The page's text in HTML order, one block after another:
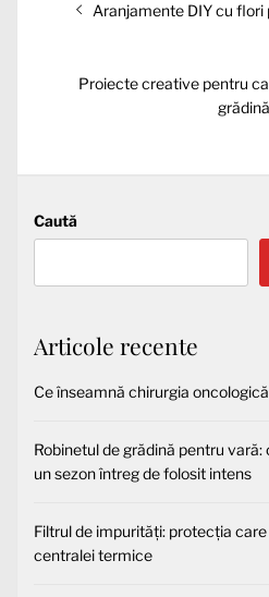
Articolul
Aranjamente DIY cu flori
Articolul
Proiecte creative pentru
grădină
Caută
Articole recente
Ce înseamnă chirurgia
Robinetul de grădină pentru
un sezon întreg de folosit intens
Filtrul de impurități: protecția
centralei termice